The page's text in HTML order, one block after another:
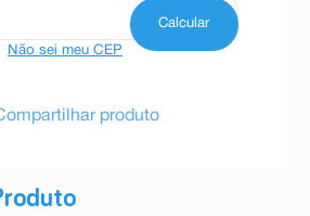
Não sei meu CEP
produto